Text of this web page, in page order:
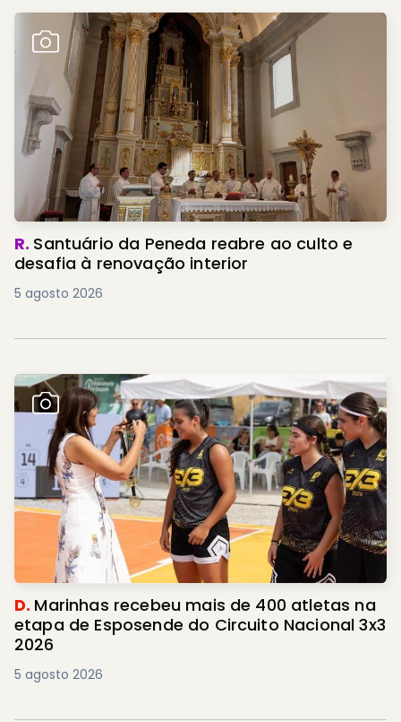
R. Santuário da Peneda reabre ao culto e
desafia à renovação interior
5 agosto 2026
D. Marinhas recebeu mais de 400 atletas na
etapa de Esposende do Circuito Nacional 3x3
2026
5 agosto 2026